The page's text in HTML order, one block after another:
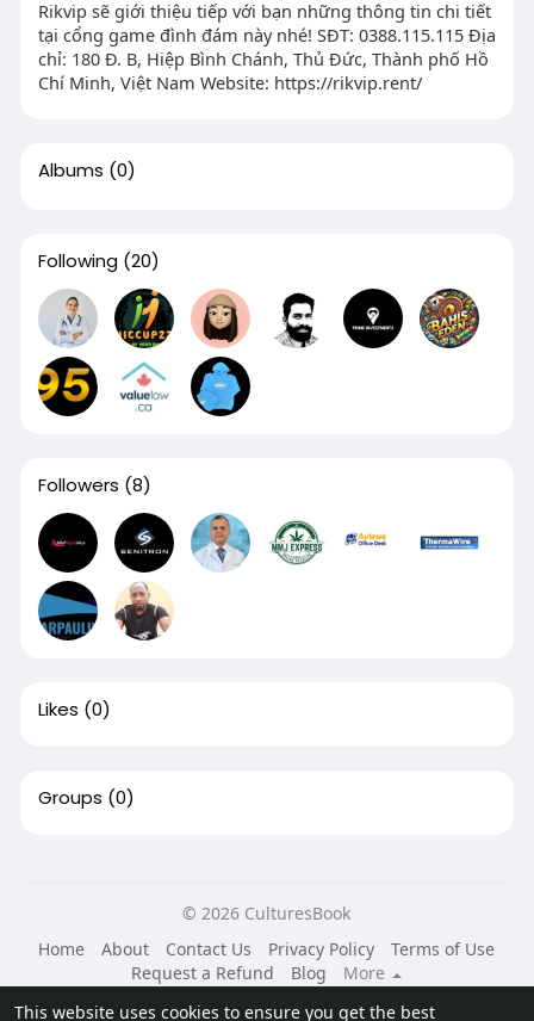
This website uses cookies to ensure you get the best
Rikvip sẽ giới thiệu tiếp với bạn những thông tin chi tiết
tại cổng game đình đám này nhé! SĐT: 0388.115.115 Địa
chỉ: 180 Đ. B, Hiệp Bình Chánh, Thủ Đức, Thành phố Hồ
Chí Minh, Việt Nam Website: https://rikvip.rent/
Albums (0)
Following (20)
Followers (8)
Likes (0)
Groups (0)
© 2026 CulturesBook
Home
About Contact Us Privacy Policy
Terms of Use
Request a Refund
Blog
More
Language